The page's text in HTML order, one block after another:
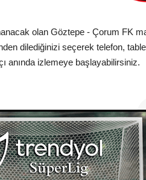
olan Göztepe - Çorum FK
dilediğinizi seçerek telefon,
anında izlemeye başlayabilirsiniz.